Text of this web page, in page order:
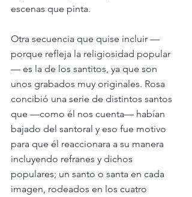
escenas que pinta.
Otra secuencia que quise incluir —
porque refleja la religiosidad popular
— es la de los santitos, ya que son
unos grabados muy originales. Rosa
concibió una serie de distintos santos
que —como él nos cuenta— habían
bajado del santoral y eso fue motivo
para que él reaccionara a su manera
incluyendo refranes y dichos
populares; un santo o santa en cada
imagen, rodeados en los cuatro